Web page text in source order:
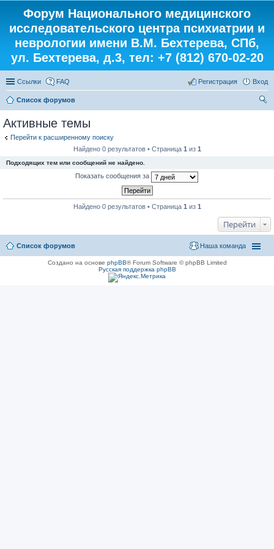
Форум Национального медицинского
исследовательского центра психиатрии и
неврологии имени В.М. Бехтерева, СПб,
ул. Бехтерева, д.3, тел: +7 (812) 670-02-20
Ссылки FAQ Вход
Регистрация
Список форумов
Активные темы
Перейти к расширенному поиску
Найдено 0 результатов • Страница 1 из 1
Подходящих тем или сообщений не найдено.
Показать сообщения за
Найдено 0 результатов • Страница 1 из 1
Перейти
Список форумов Наша команда
Создано на основе phpBB® Forum Software © phpBB Limited
Русская поддержка phpBB